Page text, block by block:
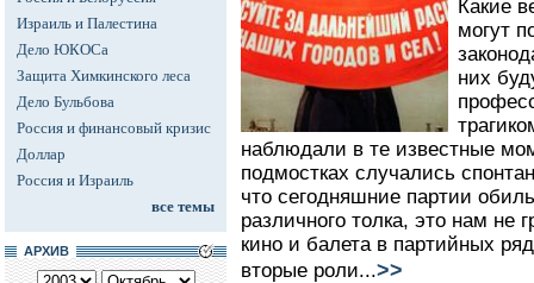
Израиль и Палестина
Дело ЮКОСа
Защита Химкинского леса
Дело Бульбова
Россия и финансовый кризис
Доллар
Россия и Израиль
все темы
АРХИВ
Какие
могут
них
наблюдали в те известные
подмостках случались
что сегодняшние партии
различного толка, это нам не
кино и балета в партийных
вторые роли...>>